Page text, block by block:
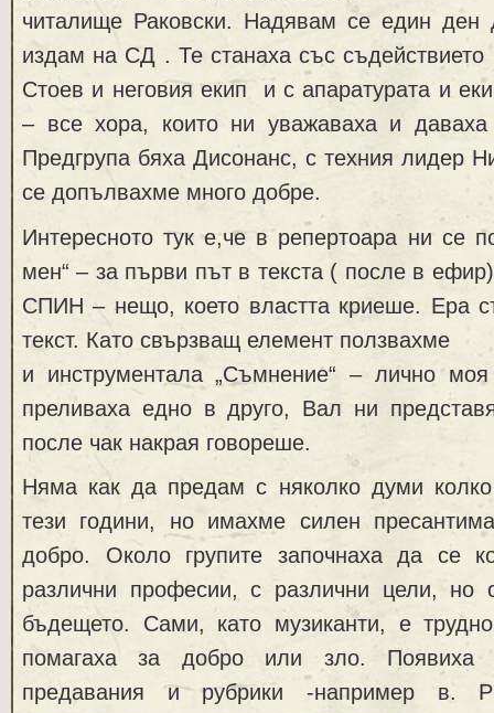
читалище Раковски. Надявам се един ден
издам на СД . Те станаха със съдействието
Стоев и неговия екип и с апаратурата и
– все хора, които ни уважаваха и
Предгрупа бяха Дисонанс, с техния лидер
се допълвахме много добре.
Интересното тук е,че в репертоара ни се
мен“ – за първи път в текста ( после в
СПИН – нещо, което властта криеше. Ера
текст. Като свързващ елемент ползвахме
и инструментала „Съмнение“ – лично моя
преливаха едно в друго, Вал ни
после чак накрая говореше.
Няма как да предам с няколко думи
тези години, но имахме силен
добро. Около групите започнаха да се
различни професии, с различни цели, но
бъдещето. Сами, като музиканти, е
помагаха за добро или зло. Появиха
предавания и рубрики -например в.